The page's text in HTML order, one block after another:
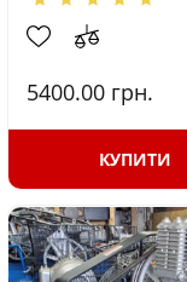
5400.00 грн.
КУПИТИ